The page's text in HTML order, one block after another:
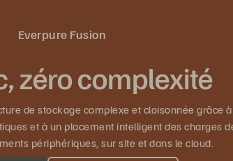
Everpure Fusion
zéro complexité
de stockage complexe et cloisonnée grâce
et à un placement intelligent des charges
périphériques, sur site et dans le cloud.